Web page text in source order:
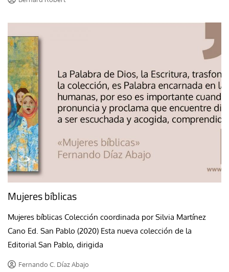
Mujeres bíblicas
Mujeres bíblicas Colección coordinada por Silvia Martínez
Cano Ed. San Pablo (2020) Esta nueva colección de la
Editorial San Pablo, dirigida
Fernando C. Díaz Abajo